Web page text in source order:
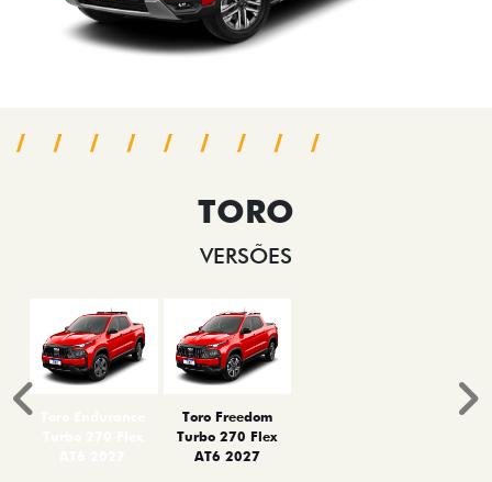
TORO
VERSÕES
Toro Freedom
Turbo 270 Flex
AT6 2027
Anterior